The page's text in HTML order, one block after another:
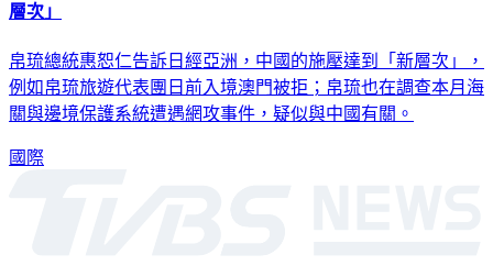
層次」
帛琉總統惠恕仁告訴日經亞洲，中國的施壓達到「新層次」，
例如帛琉旅遊代表團日前入境澳門被拒；帛琉也在調查本月海
關與邊境保護系統遭遇網攻事件，疑似與中國有關。
國際